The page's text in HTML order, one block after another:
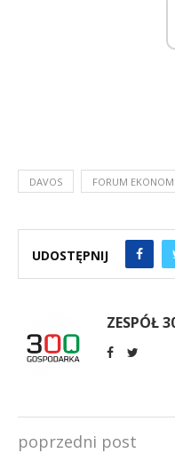
DAVOS FORUM
UDOSTĘPNIJ
ZESPÓŁ
poprzedni post